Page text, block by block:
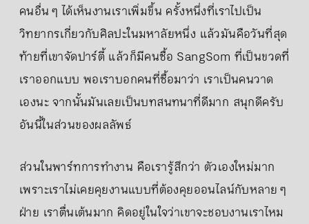
คนอื่น ๆ ได้เห็นงานเราเพิ่มขึ้น ครั้งหนึ่งที่เราไปเป็น
วิทยากรเกี่ยวกับศิลปะในมหาลัยหนึ่ง แล้วมันคือวันที่สุด
ท้ายที่เขาจัดปาร์ตี้ แล้วก็มีคนซื้อ SangSom ที่เป็นขวดที่
เราออกแบบ พอเราบอกคนที่ซื้อมาว่า เราเป็นคนวาด
เองนะ จากนั้นมันเลยเป็นบทสนทนาที่ดีมาก สนุกดีครับ
อันนี้ในส่วนของผลลัพธ์
ส่วนในพาร์ทการทำงาน คือเรารู้สึกว่า ตัวเองใหม่มาก
เพราะเราไม่เคยคุยงานแบบที่ต้องคุยออนไลน์กับหลาย ๆ
ฝ่าย เราตื่นเต้นมาก คิดอยู่ในใจว่าเขาจะชอบงานเราไหม